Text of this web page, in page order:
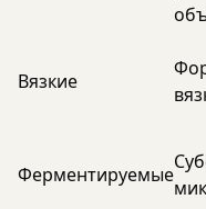
Вязкие
Ферментируемые